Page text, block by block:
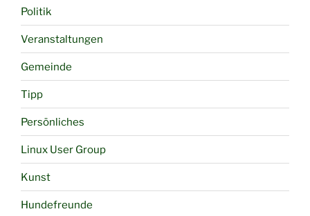
Politik
Veranstaltungen
Gemeinde
Tipp
Persönliches
Linux User Group
Kunst
Hundefreunde